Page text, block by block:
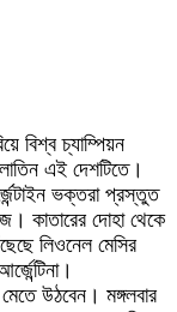
বিশ্ব চ্যাম্পিয়ন
এই দেশটিতে।
ভক্তরা প্রস্তুত
কাতারের দোহা থেকে
লিওনেল মেসির
উঠবেন। মঙ্গলবার